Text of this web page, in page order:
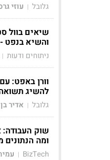
גלובל | עוזי
שיאים בוול
והשיא בנפט -
ניתוחים ודעות |
וורן באפט: עם
להשיג תשואה של
גלובל | אדיר
שוק העבודה:
ומה הנתונים
BizTech
|